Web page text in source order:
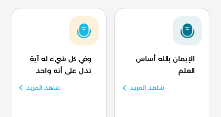
الإيمان بالله أساس
العلم
شاهد المزيد
وفي كل شيء له آية
تدل على أنه واحد
شاهد المزيد